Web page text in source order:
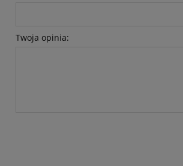
Twoja opinia: